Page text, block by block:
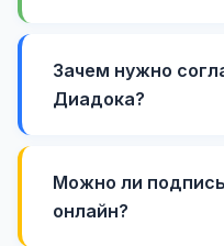
Зачем нужно
Диадока?
Можно ли
онлайн?